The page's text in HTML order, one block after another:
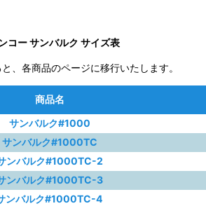
コー サンバルク サイズ表
、各商品のページに移行いたします。
商品名
サンバルク#1000
サンバルク#1000TC
ンバルク#1000TC-2
ンバルク#1000TC-3
ンバルク#1000TC-4